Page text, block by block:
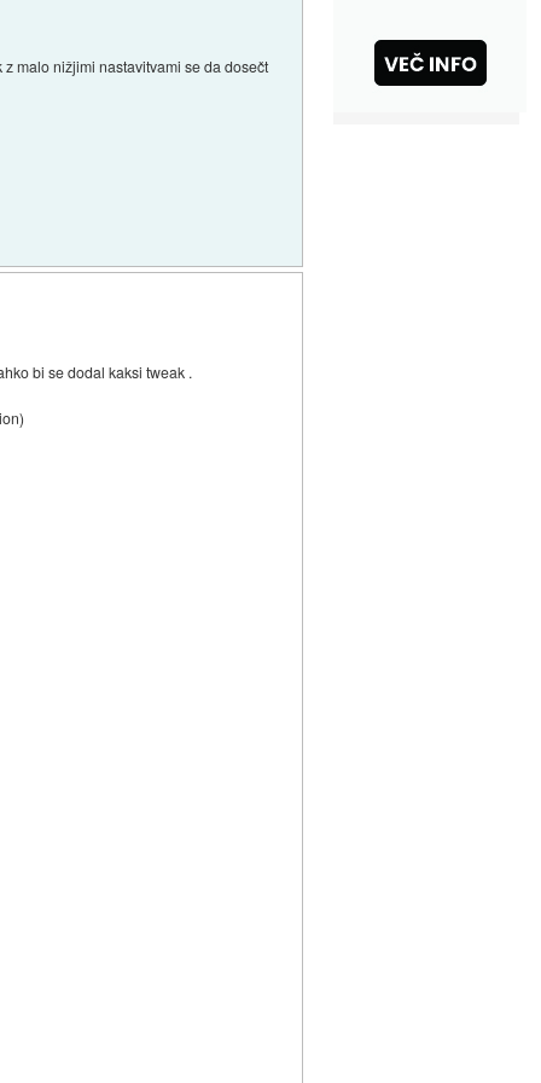
malo nižjimi nastavitvami se da dosečt
bi se dodal kaksi tweak .